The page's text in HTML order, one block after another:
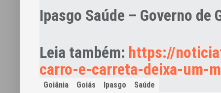
Ipasgo Saúde – Governo de
Leia também: https://
carro-e-carreta-deixa-um-
Goiânia Goiás Ipasgo Saúde